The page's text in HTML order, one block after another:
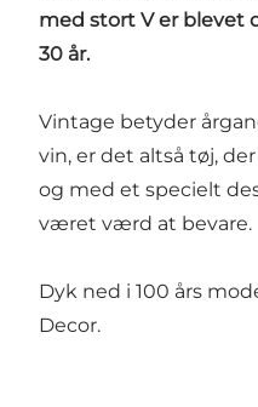
med stort V er blevet
30 år.
Vintage betyder
vin, er det altså tøj,
og med et specielt
været værd at bevare.
Dyk ned i 100 års
Decor.